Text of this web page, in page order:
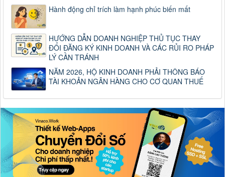
Hành động chỉ trích làm hạnh phúc biến mất
HƯỚNG DẪN DOANH NGHIỆP THỦ TỤC THAY
ĐỔI ĐĂNG KÝ KINH DOANH VÀ CÁC RỦI RO PHÁP
LÝ CẦN TRÁNH
NĂM 2026, HỘ KINH DOANH PHẢI THÔNG BÁO
TÀI KHOẢN NGÂN HÀNG CHO CƠ QUAN THUẾ